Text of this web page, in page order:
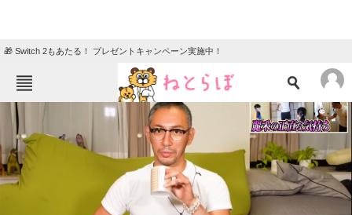
🎁 Switch 2もあたる！ プレゼントキャンペーン実施中！
ねとらぼメニュー
TOP ニュース
エンタメ クイズ
地域